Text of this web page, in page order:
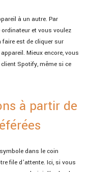
à un autre. Par
et vous voulez
faire est de cliquer sur
Mieux encore, vous
Spotify, même si ce
à partir de
dans le coin
file d’attente. Ici, si vous